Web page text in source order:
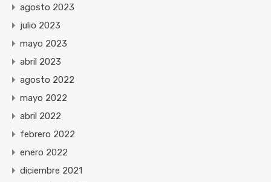
agosto 2023
julio 2023
mayo 2023
abril 2023
agosto 2022
mayo 2022
abril 2022
febrero 2022
enero 2022
diciembre 2021